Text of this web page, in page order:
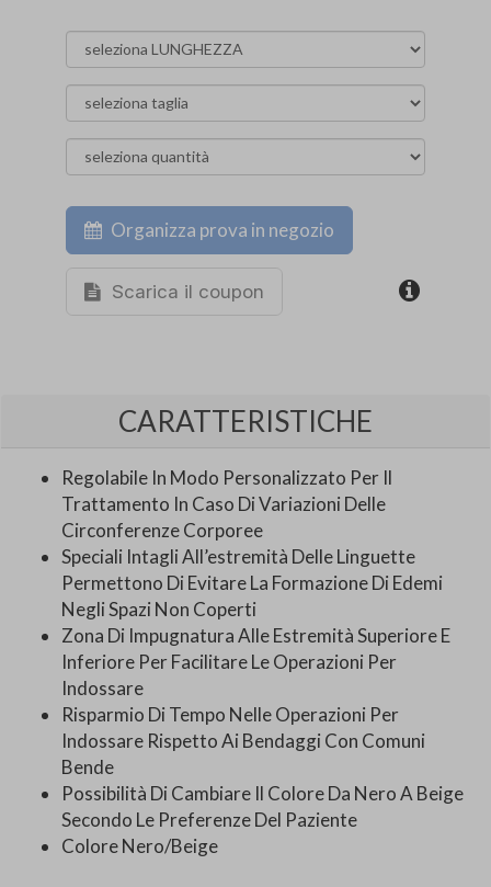
Organizza prova in negozio
Scarica il coupon
CARATTERISTICHE
Regolabile In Modo Personalizzato Per Il
Trattamento In Caso Di Variazioni Delle
Circonferenze Corporee
Speciali Intagli All’estremità Delle Linguette
Permettono Di Evitare La Formazione Di Edemi
Negli Spazi Non Coperti
Zona Di Impugnatura Alle Estremità Superiore E
Inferiore Per Facilitare Le Operazioni Per
Indossare
Risparmio Di Tempo Nelle Operazioni Per
Indossare Rispetto Ai Bendaggi Con Comuni
Bende
Possibilità Di Cambiare Il Colore Da Nero A Beige
Secondo Le Preferenze Del Paziente
Colore Nero/Beige